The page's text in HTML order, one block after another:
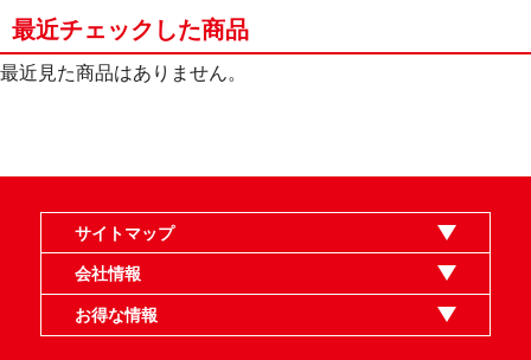
最近チェックした商品
最近見た商品はありません。
サイトマップ
オンラインショップ
買取
記事
選手一覧
デッキ検索
デッキ構築
イベント・大会
店舗のご案内
お問い合わせ
ヘルプ
FAQ
会社情報
利用規約
スタッフ募集
特定商取引法表示
個人情報保護指針
企業情報
お得な情報